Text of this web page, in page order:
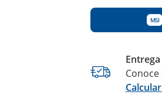
MSI